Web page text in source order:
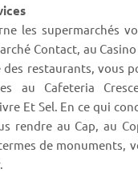
les supermarchés
Contact, au
des restaurants, vous
au Cafeteria
Et Sel. En ce qui
rendre au Cap, au
de monuments,